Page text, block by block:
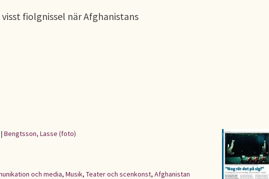
fiolgnissel när Afghanistans
| Bengtsson, Lasse (foto)
och media, Musik, Teater och scenkonst, Afghanistan